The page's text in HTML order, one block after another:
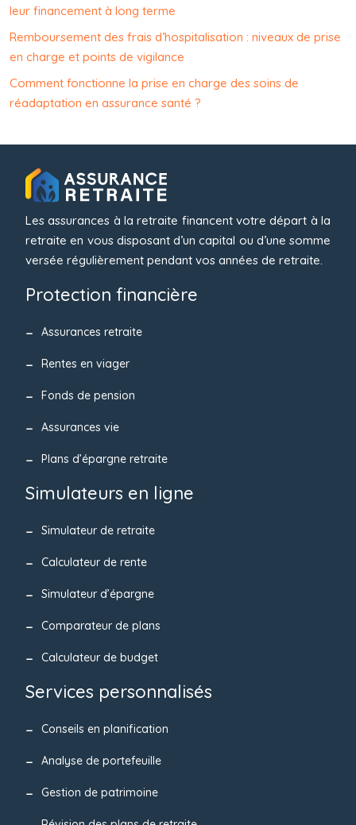
leur financement à long terme
Remboursement des frais d’hospitalisation : niveaux de prise
en charge et points de vigilance
Comment fonctionne la prise en charge des soins de
réadaptation en assurance santé ?
Les assurances à la retraite financent votre départ à la
retraite en vous disposant d’un capital ou d’une somme
versée régulièrement pendant vos années de retraite.
Protection financière
Assurances retraite
Rentes en viager
Fonds de pension
Assurances vie
Plans d’épargne retraite
Simulateurs en ligne
Simulateur de retraite
Calculateur de rente
Simulateur d’épargne
Comparateur de plans
Calculateur de budget
Services personnalisés
Conseils en planification
Analyse de portefeuille
Gestion de patrimoine